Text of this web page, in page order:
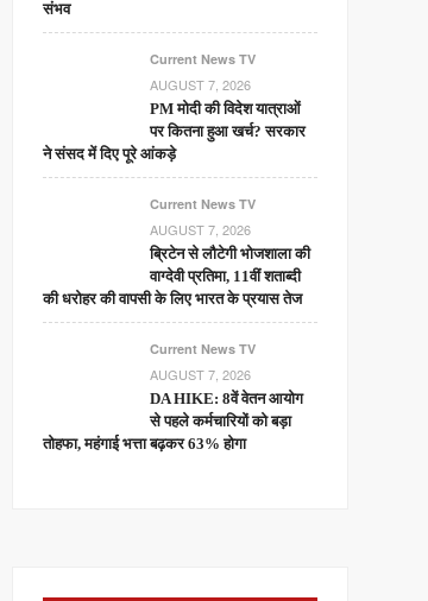
संभव
Current News TV
AUGUST 7, 2026
PM मोदी की विदेश यात्राओं
पर कितना हुआ खर्च? सरकार
ने संसद में दिए पूरे आंकड़े
Current News TV
AUGUST 7, 2026
ब्रिटेन से लौटेगी भोजशाला की
वाग्देवी प्रतिमा, 11वीं शताब्दी
की धरोहर की वापसी के लिए भारत के प्रयास तेज
Current News TV
AUGUST 7, 2026
DA HIKE: 8वें वेतन आयोग
से पहले कर्मचारियों को बड़ा
तोहफा, महंगाई भत्ता बढ़कर 63% होगा